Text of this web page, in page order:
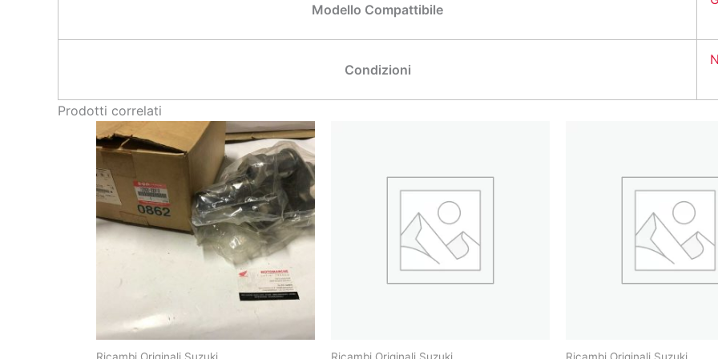
Modello Compattibile
Condizioni
Prodotti correlati
Ricambi Originali Suzuki Ricambi Originali Suzuki Ricambi Originali Suzuki